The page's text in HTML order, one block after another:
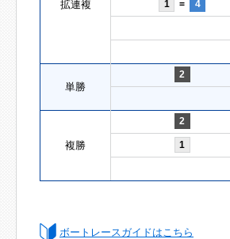
拡連複 1 = 4
単勝
2
複勝
2
1
ボートレースガイドはこちら